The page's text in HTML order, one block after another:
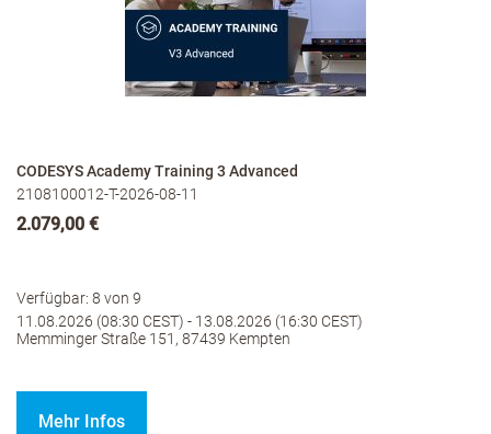
CODESYS Academy Training 3 Advanced
2108100012-T-2026-08-11
2.079,00 €
Verfügbar: 8 von 9
11.08.2026 (08:30 CEST) - 13.08.2026 (16:30 CEST)
Memminger Straße 151, 87439 Kempten
Mehr Infos